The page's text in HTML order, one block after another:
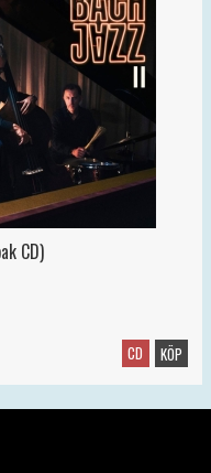
CD)
CD KÖP